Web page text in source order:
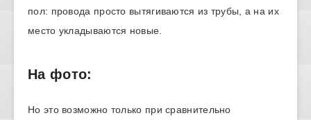
пол: провода просто вытягиваются из трубы, а на их
место укладываются новые.
На фото:
Но это возможно только при сравнительно